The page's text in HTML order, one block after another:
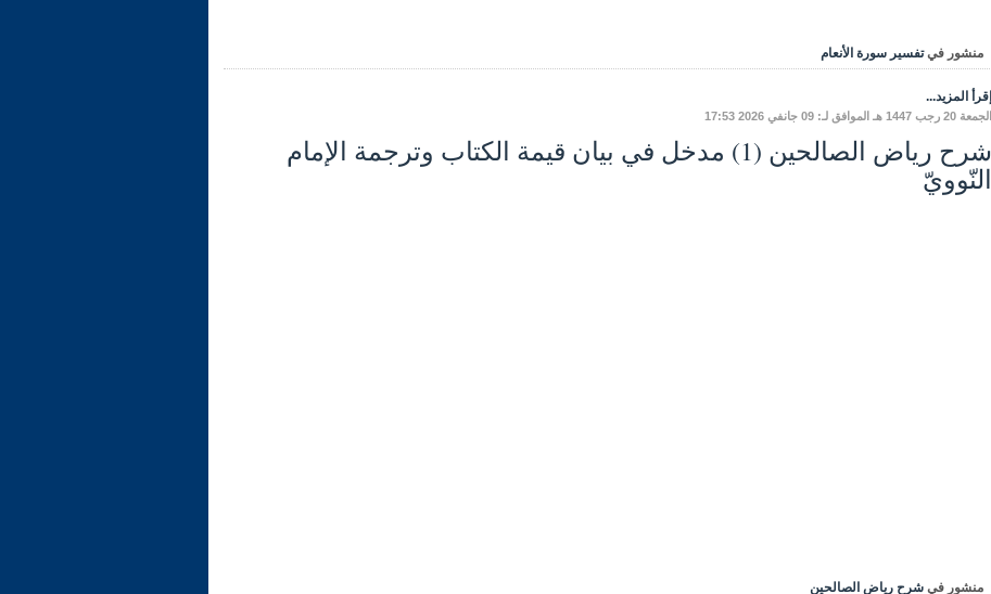
منشور في تفسير سورة الأنعام
إقرأ المزيد...
الجمعة 20 رجب 1447 هـ الموافق لـ: 09 جانفي 2026 17:53
شرح رياض الصالحين (1) مدخل في بيان قيمة الكتاب وترجمة الإمام
النّوويّ
منشور في شرح رياض الصالحين